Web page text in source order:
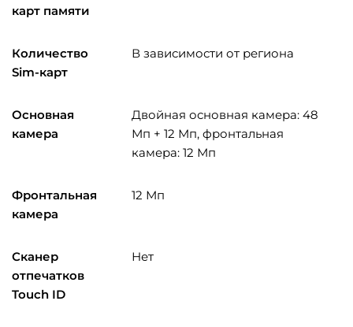
карт памяти
Количество
Sim-карт
В зависимости от региона
Основная
камера
Двойная основная камера: 48
Мп + 12 Мп, фронтальная
камера: 12 Мп
Фронтальная
камера
12 Мп
Сканер
отпечатков
Touch ID
Нет